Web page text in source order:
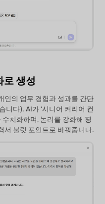
로 생성
인의 업무 경험과 성과를 간단
니다). AI가 ‘시니어 커리어 컨
치화하며, 논리를 강화해 평
서 불릿 포인트로 바꿔줍니다.